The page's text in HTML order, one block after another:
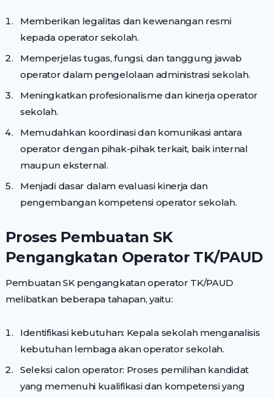
Memberikan legalitas dan kewenangan resmi
kepada operator sekolah.
Memperjelas tugas, fungsi, dan tanggung jawab
operator dalam pengelolaan administrasi sekolah.
Meningkatkan profesionalisme dan kinerja operator
sekolah.
Memudahkan koordinasi dan komunikasi antara
operator dengan pihak-pihak terkait, baik internal
maupun eksternal.
Menjadi dasar dalam evaluasi kinerja dan
pengembangan kompetensi operator sekolah.
Proses Pembuatan SK
Pengangkatan Operator TK/PAUD
Pembuatan SK pengangkatan operator TK/PAUD
melibatkan beberapa tahapan, yaitu:
Identifikasi kebutuhan: Kepala sekolah menganalisis
kebutuhan lembaga akan operator sekolah.
Seleksi calon operator: Proses pemilihan kandidat
yang memenuhi kualifikasi dan kompetensi yang